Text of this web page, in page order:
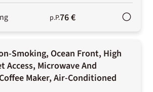
p.P.76 €
Smoking, Ocean Front, High
Access, Microwave And
Maker, Air-Conditioned